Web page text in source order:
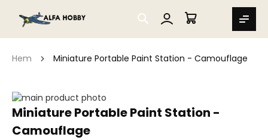
SEARCH
MIN VARUKORG
Hem Miniature Portable Paint Station - Camouflage
Miniature Portable Paint Station -
Camouflage
Hoppa
till
av
Hoppa
början